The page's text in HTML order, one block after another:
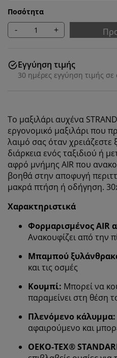
Ποσότητα
- +
Εγγύηση τιμής
30 ημέρες εγγύηση τιμής σε
Το μαξιλάρι αυχένα
εργονομικό μαξιλάρι που
λαιμό σας όταν
διάρκεια ενός ταξιδιού ή
αφρό μνήμης AIR που
βοηθά στην αποφυγή
μακρά πτήση ή οδήγηση.
Χαρακτηριστικά
Φορμαρισμένος AIR
Ανακουφίζει από την
Μπαμπού
και τις οσμές
Κουμπί: Μπορεί να
παραμείνει στη θέση
Πλενόμενο κάλυμμα:
αφαιρούμενο και
OEKO-TEX®